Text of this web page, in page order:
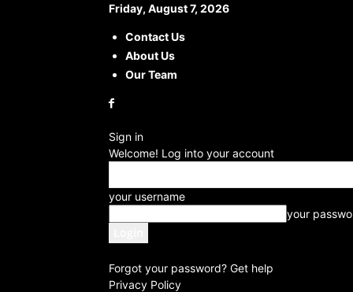
Friday, August 7, 2026
Contact Us
About Us
Our Team
Sign in
Welcome! Log into your account
your username
your
Forgot your password? Get help
Privacy Policy